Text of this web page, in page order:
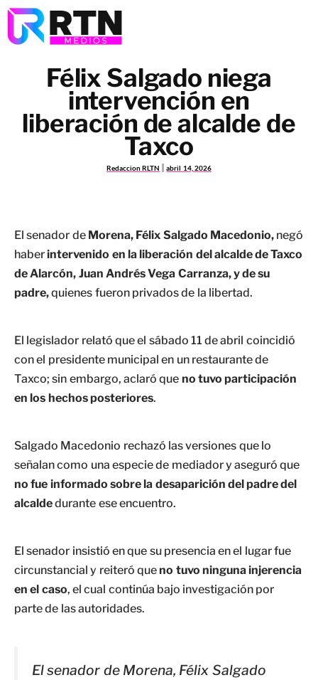
Félix Salgado niega
intervención en
liberación de alcalde de
Taxco
Redaccion RLTN abril 14, 2026
El senador deMorena, Félix Salgado Macedonio, negó
haberintervenido en la liberación del alcalde de Taxco
de Alarcón, Juan Andrés Vega Carranza, y de su
padre,quienes fueron privados de la libertad.
El legislador relató que el sábado 11 de abril coincidió
con el presidente municipal en un restaurante de
Taxco; sin embargo, aclaró que no tuvo participación
en los hechos posteriores.
Salgado Macedonio rechazó las versiones que lo
señalan como una especie de mediador y aseguró que
no fue informado sobre la desaparición del padre del
alcaldedurante ese encuentro.
El senador insistió en que su presencia en el lugar fue
circunstancial y reiteró queno tuvo ninguna injerencia
en el caso, el cual continúa bajo investigación por
parte de las autoridades.
El senador de Morena, Félix Salgado